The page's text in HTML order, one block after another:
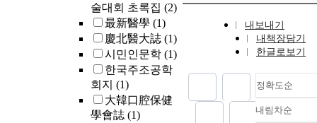
술대회 초록집 (2)
最新醫學 (1)
慶北醫大誌 (1)
시민인문학 (1)
한국주조공학
회지 (1)
大韓口腔保健
學會誌 (1)
내보내기
내책장담기
한글로보기
정확도순
정확
내림차순